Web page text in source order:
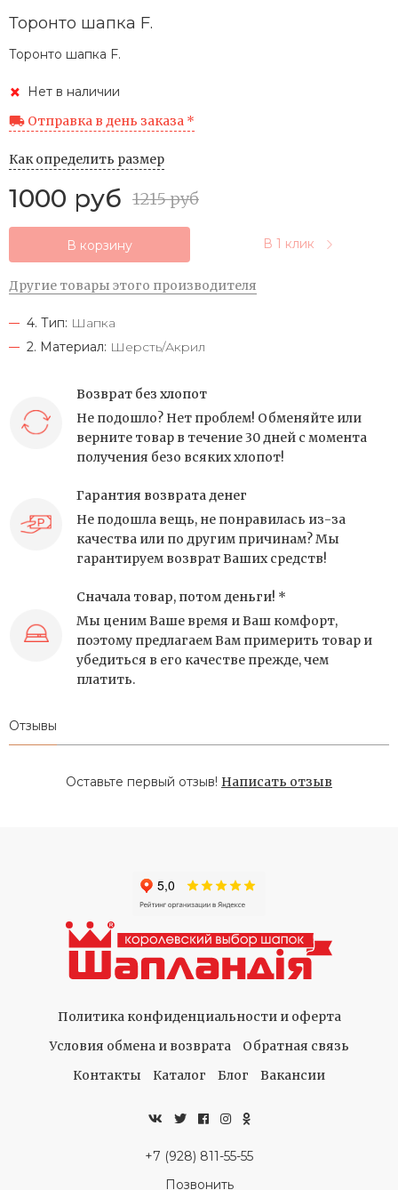
Торонто шапка F.
Торонто шапка F.
Нет в наличии
Отправка в день заказа *
Как определить размер
1000 руб 1215 руб
В корзину В 1 клик
Другие товары этого производителя
4. Тип: Шапка
2. Материал: Шерсть/Акрил
Возврат без хлопот
Не подошло? Нет проблем! Обменяйте или
верните товар в течение 30 дней с момента
получения безо всяких хлопот!
Гарантия возврата денег
Не подошла вещь, не понравилась из-за
качества или по другим причинам? Мы
гарантируем возврат Ваших средств!
Сначала товар, потом деньги! *
Мы ценим Ваше время и Ваш комфорт,
поэтому предлагаем Вам примерить товар и
убедиться в его качестве прежде, чем
платить.
Отзывы
Оставьте первый отзыв! Написать отзыв
Политика конфиденциальности и оферта
Условия обмена и возврата
Обратная связь
Контакты
Каталог Блог Вакансии
+7 (928) 811-55-55
Позвонить